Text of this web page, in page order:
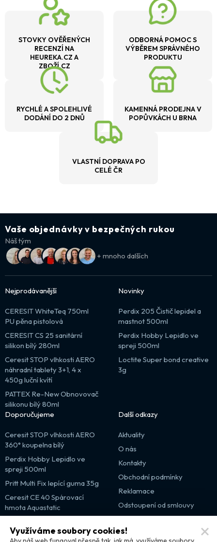
STOVKY OVĚŘENÝCH
RECENZÍ NA
HEUREKA.CZ A
ZBOŽÍ.CZ
ODBORNÁ POMOC S
VÝBĚREM SPRÁVNÉHO
PRODUKTU
RYCHLÉ A SPOLEHLIVÉ
DODÁNÍ DO 2 DNŮ
KAMENNÁ PRODEJNA V
POPŮVKÁCH U BRNA
VLASTNÍ DOPRAVA PO
CELÉ ČR
Vaše objednávky v bezpečných rukou
Náš tým
+ mnoho dalších
Nejprodávanější
CERESIT WhiteTeq 750ml
PU pěna pistolová
CERESIT CS 25 sanitární
silikon bílý 280ml
Ceresit STOP vlhkosti AERO
náhradní tablety 3+1, 4 x
450g luční kvítí
PATTEX Re-New Obnovovač
silikonu bílý 80ml
Novinky
Perdix 205 Čistič lepidel a
mastnot 500ml
Perdix Hobby Lepidlo ve
spreji 500ml
Loctite Super bond creative
3g
Doporučujeme
Ceresit STOP vlhkosti AERO
360° koupelna bílý
Perdix Hobby Lepidlo ve
spreji 500ml
Pritt Multi Fix lepící guma 35g
Ceresit CE 40 Spárovací
hmota Aquastatic
Další odkazy
Aktuality
O nás
Kontakty
Obchodní podmínky
Reklamace
Odstoupení od smlouvy
Výprodej
Partnerské weby
Využíváme soubory cookies!